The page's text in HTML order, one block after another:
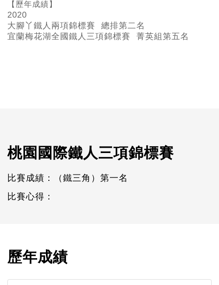
【歷年成績】
2020
大腳丫鐵人兩項錦標賽 總排第二名
宜蘭梅花湖全國鐵人三項錦標賽 菁英組第五名
桃園國際鐵人三項錦標賽
比賽成績：（鐵三角）第一名
比賽心得：
歷年成績